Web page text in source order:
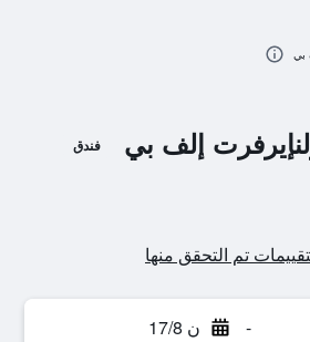
إلف بي فندق
- ن 17/8
بي